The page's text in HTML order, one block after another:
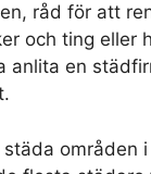
råd för att
och ting eller
anlita en
områden